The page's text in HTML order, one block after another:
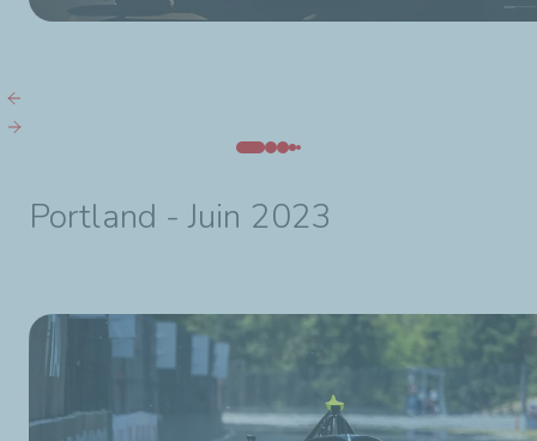
Portland - Juin 2023